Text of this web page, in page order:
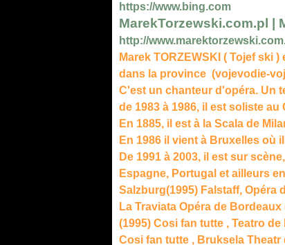
https://www.bing.com
MarekTorzewski.com.pl |
http://
Marek TORZEWSKI ( Tojef ski
dans la province (vojevodie-
C'est un chanteur d'opéra. Un
de 1983 à 1986, il est soliste
En 1885, il est à la Scala de
En 1986 il vient à Bruxelles où
De 1991 à 2003, il est sur
Espagne, Portugal et ailleurs
Salzburg(1995) Falstaff, Opéra
La Traviata Opéra de
(1995) Cosi fan tutte , Teatro
Cosi fan tutte , Bruksela Theatr